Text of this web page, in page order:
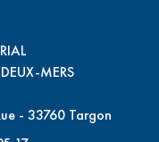
MERS
- 33760 Targon